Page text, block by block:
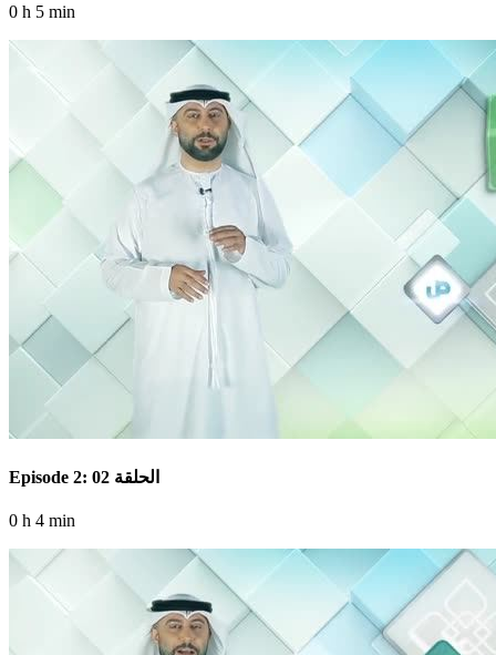
0 h 5 min
Episode 2: الحلقة 02
0 h 4 min